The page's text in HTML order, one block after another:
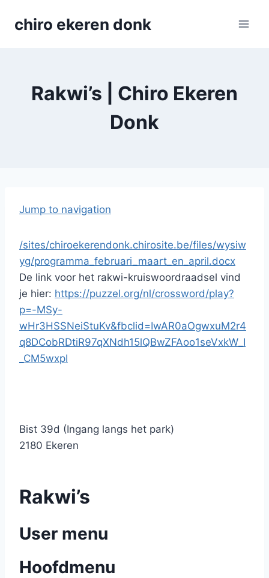
chiro ekeren donk
Rakwi’s | Chiro Ekeren
Donk
Jump to navigation
/sites/chiroekerendonk.chirosite.be/files/wysiw
yg/programma_februari_maart_en_april.docx
De link voor het rakwi-kruiswoordraadsel vind
je hier: https://puzzel.org/nl/crossword/play?
p=-MSy-
wHr3HSSNeiStuKv&fbclid=IwAR0aOgwxuM2r4
q8DCobRDtiR97qXNdh15lQBwZFAoo1seVxkW_I
_CM5wxpI
Bist 39d (Ingang langs het park)
2180 Ekeren
Rakwi’s
User menu
Hoofdmenu